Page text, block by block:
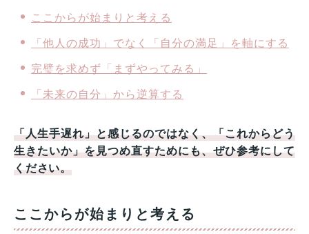
ここからが始まりと考える
「他人の成功」でなく「自分の満足」を軸にする
完璧を求めず「まずやってみる」
「未来の自分」から逆算する
「人生手遅れ」と感じるのではなく、「これからどう
生きたいか」を見つめ直すためにも、ぜひ参考にして
ください。
ここからが始まりと考える